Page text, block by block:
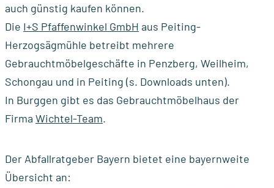
Entsorgungssuche /
Müll-ABC
Zeitung EVAinfo
Abfallsatzungen und
Formulare
Schadstoffe
auch günstig kaufen können.
Die I+S Pfaffenwinkel GmbH aus Peiting-
Herzogsägmühle betreibt mehrere
Gebrauchtmöbelgeschäfte in Penzberg, Weilheim,
Schongau und in Peiting (s. Downloads unten).
In Burggen gibt es das Gebrauchtmöbelhaus der
Firma Wichtel-Team.
Der Abfallratgeber Bayern bietet eine bayernweite
Übersicht an: